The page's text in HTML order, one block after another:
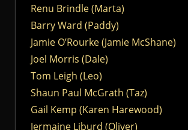
Renu Brindle (Marta)
Barry Ward (Paddy)
Jamie O’Rourke (Jamie McShane)
Joel Morris (Dale)
Tom Leigh (Leo)
Shaun Paul McGrath (Taz)
Gail Kemp (Karen Harewood)
Jermaine Liburd (Oliver)